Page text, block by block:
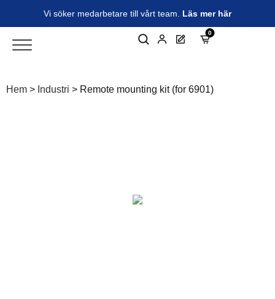
Vi söker medarbetare till vårt team. Läs mer här
0
Hem > Industri > Remote mounting kit (for 6901)